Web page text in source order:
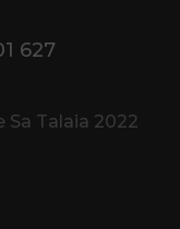
627
Talaia 2022